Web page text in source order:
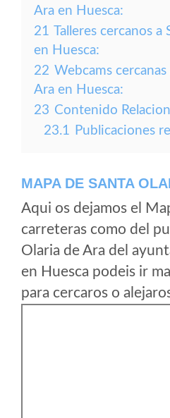
Ara en Huesca:
21 Talleres cercanos a
en Huesca:
22 Webcams
Ara en Huesca:
23 Contenido
23.1 Publicaciones
MAPA DE SANTA
Aqui os dejamos el
carreteras como del
Olaria de Ara del
en Huesca podeis ir
para cercaros o